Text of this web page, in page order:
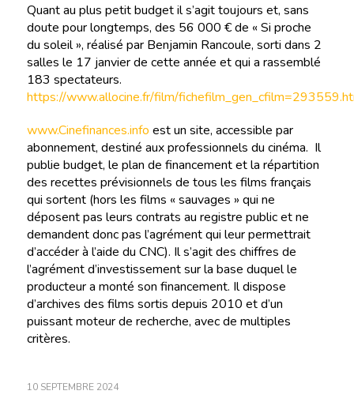
Quant au plus petit budget il s’agit toujours et, sans
doute pour longtemps, des 56 000 € de « Si proche
du soleil », réalisé par Benjamin Rancoule, sorti dans 2
salles le 17 janvier de cette année et qui a rassemblé
183 spectateurs.
https://www.allocine.fr/film/
www.Cinefinances.info est un site, accessible par
abonnement, destiné aux professionnels du cinéma. Il
publie budget, le plan de financement et la répartition
des recettes prévisionnels de tous les films français
qui sortent (hors les films « sauvages » qui ne
déposent pas leurs contrats au registre public et ne
demandent donc pas l’agrément qui leur permettrait
d’accéder à l’aide du CNC). Il s’agit des chiffres de
l’agrément d’investissement sur la base duquel le
producteur a monté son financement. Il dispose
d’archives des films sortis depuis 2010 et d’un
puissant moteur de recherche, avec de multiples
critères.
10 SEPTEMBRE 2024